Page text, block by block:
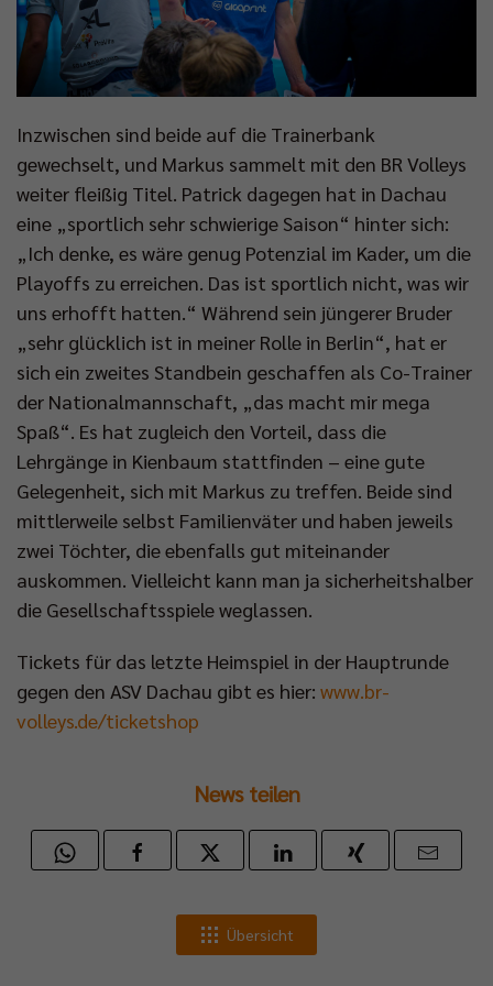
Inzwischen sind beide auf die Trainerbank
gewechselt, und Markus sammelt mit den BR Volleys
weiter fleißig Titel. Patrick dagegen hat in Dachau
eine „sportlich sehr schwierige Saison“ hinter sich:
„Ich denke, es wäre genug Potenzial im Kader, um die
Playoffs zu erreichen. Das ist sportlich nicht, was wir
uns erhofft hatten.“ Während sein jüngerer Bruder
„sehr glücklich ist in meiner Rolle in Berlin“, hat er
sich ein zweites Standbein geschaffen als Co-Trainer
der Nationalmannschaft, „das macht mir mega
Spaß“. Es hat zugleich den Vorteil, dass die
Lehrgänge in Kienbaum stattfinden – eine gute
Gelegenheit, sich mit Markus zu treffen. Beide sind
mittlerweile selbst Familienväter und haben jeweils
zwei Töchter, die ebenfalls gut miteinander
auskommen. Vielleicht kann man ja sicherheitshalber
die Gesellschaftsspiele weglassen.
Tickets für das letzte Heimspiel in der Hauptrunde
gegen den ASV Dachau gibt es hier: www.br-
volleys.de/ticketshop
News teilen
Übersicht